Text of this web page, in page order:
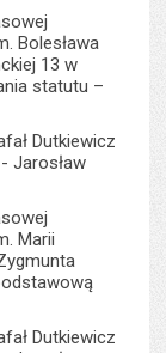
Bolesława
13 w
statutu –
Dutkiewicz
Jarosław
Marii
Dutkiewicz